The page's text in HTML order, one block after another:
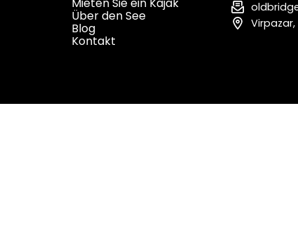
Mieten Sie ein Kajak
Über den See
Blog
Kontakt